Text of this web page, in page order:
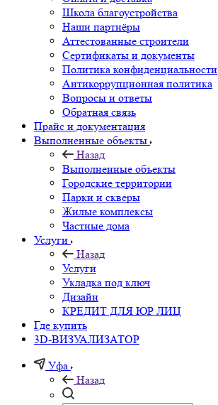
Школа благоустройства
Наши партнёры
Аттестованные строители
Сертификаты и документы
Политика конфиденциальности
Антикоррупционная политика
Вопросы и ответы
Обратная связь
Прайс и документация
Выполненные объекты
Назад
Выполненные объекты
Городские территории
Парки и скверы
Жилые комплексы
Частные дома
Услуги
Назад
Услуги
Укладка под ключ
Дизайн
КРЕДИТ ДЛЯ ЮР ЛИЦ
Где купить
3D-ВИЗУАЛИЗАТОР
Уфа
Назад